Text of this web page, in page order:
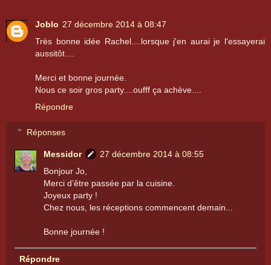
Joblo 27 décembre 2014 à 08:47
Très bonne idée Rachel....lorsque j'en aurai je l'essayerai
aussitôt....
Merci et bonne journée.
Nous ce soir gros party....oufff ça achève....
Répondre
Réponses
Messidor
27 décembre 2014 à 08:55
Bonjour Jo,
Merci d’être passée par la cuisine.
Joyeux party !
Chez nous, les réceptions commencent demain...
Bonne journée !
Répondre